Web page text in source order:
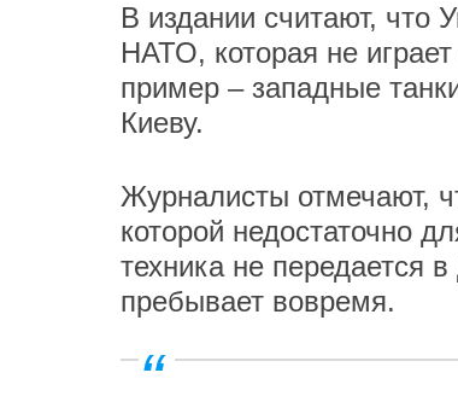
В издании считают, что
НАТО, которая не
пример – западные
Киеву.
Журналисты отмечают,
которой недостаточно
техника не передается
пребывает вовремя.